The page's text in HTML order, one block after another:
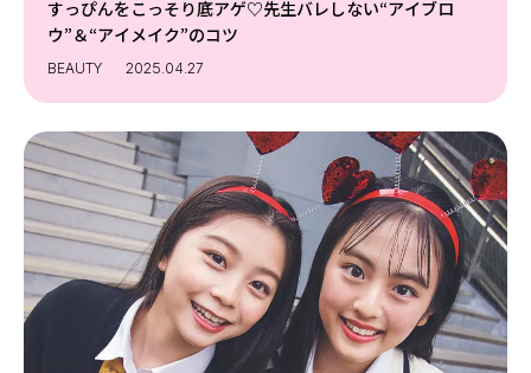
すっぴんをこっそり底アゲ♡先生バレしない“アイブロ
ウ”＆“アイメイク”のコツ
BEAUTY 2025.04.27